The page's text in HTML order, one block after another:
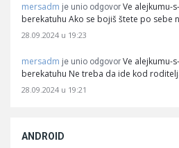
mersadm je unio odgovor Ve alejkumu-
berekatuhu Ako se bojiš štete po sebe
28.09.2024 u 19:23
mersadm je unio odgovor Ve alejkumu-
berekatuhu Ne treba da ide kod
28.09.2024 u 19:21
ANDROID